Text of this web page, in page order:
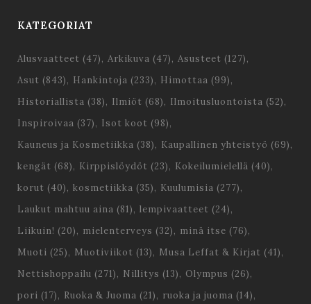
KATEGORIAT
Alusvaatteet (47) Arkikuva (47) Asusteet (127)
Asut (843) Hankintoja (233) Himottaa (99)
Historiallista (38) Ilmiöt (68) Ilmoitusluontoista (52)
Inspiroivaa (37) Isot koot (98)
Kauneus ja Kosmetiikka (38) Kaupallinen yhteistyö (69)
kengät (68) Kirppislöydöt (23) Kokeilumielellä (40)
korut (40) kosmetiikka (35) Kuulumisia (277)
Laukut mahtuu aina (81) lempivaatteet (24)
Liikuin! (20) mielenterveys (32) minä itse (76)
Muoti (25) Muotiviikot (13) Musa Leffat & Kirjat (41)
Nettishoppailu (271) Nillitys (13) Olympus (26)
pori (17) Ruoka & Juoma (21) ruoka ja juoma (14)